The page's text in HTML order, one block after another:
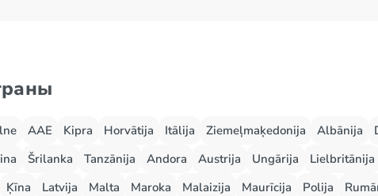
AAE Kipra Horvātija Itālija Ziemeļmaķedonija Albānija
Šrilanka Tanzānija Andora Austrija Ungārija Lielbritānija
Ķīna Latvija Malta Maroka Malaizija Maurīcija Polija